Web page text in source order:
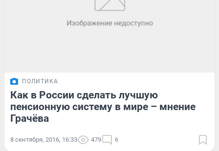
ПОЛИТИКА
Как в России сделать лучшую
пенсионную систему в мире – мнение
Грачёва
8 сентября, 2016, 16:33 479 6